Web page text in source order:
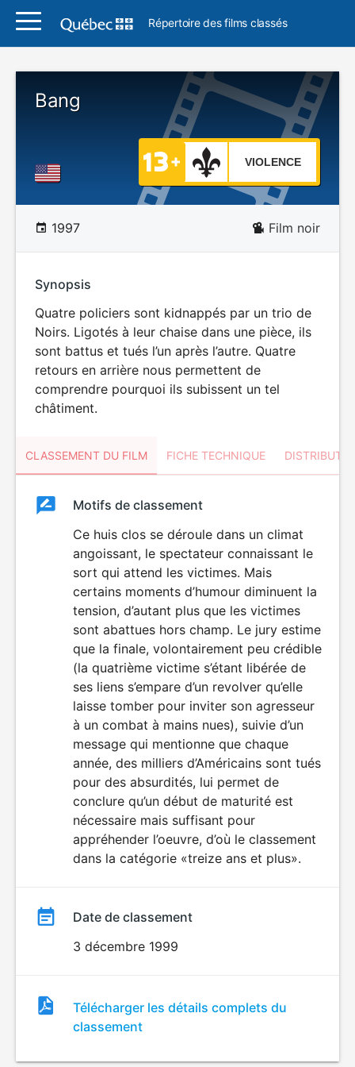
Répertoire des films classés
Bang
VIOLENCE
1997 Film noir
Synopsis
Quatre policiers sont kidnappés par un trio de
Noirs. Ligotés à leur chaise dans une pièce, ils
sont battus et tués l’un après l’autre. Quatre
retours en arrière nous permettent de
comprendre pourquoi ils subissent un tel
châtiment.
CLASSEMENT DU FILM FICHE TECHNIQUE
ClassementClassement
VIOLENCE
Motifs de classement
Ce huis clos se déroule dans un climat
angoissant, le spectateur connaissant le
sort qui attend les victimes. Mais
certains moments d’humour diminuent la
tension, d’autant plus que les victimes
sont abattues hors champ. Le jury estime
que la finale, volontairement peu crédible
(la quatrième victime s’étant libérée de
ses liens s’empare d’un revolver qu’elle
laisse tomber pour inviter son agresseur
à un combat à mains nues), suivie d’un
message qui mentionne que chaque
année, des milliers d’Américains sont tués
pour des absurdités, lui permet de
conclure qu’un début de maturité est
nécessaire mais suffisant pour
appréhender l’oeuvre, d’où le classement
dans la catégorie «treize ans et plus».
Date de classement
3 décembre 1999
Fichier
de
classement
Télécharger les détails complets du
classement